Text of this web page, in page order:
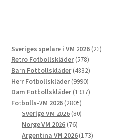
Sveriges spelare i VM 2026 2323
Retro Fotbollskläder 578578
produkter
Barn Fotbollskläder 48324832
produkter
Herr Fotbollskläder 99909990
produkter
Dam Fotbollskläder 19371937
Fotbolls-VM 2026 28052805
produkter
Sverige VM 2026 8080
Norge VM 2026 7676
produkter
Argentina VM 2026 173173